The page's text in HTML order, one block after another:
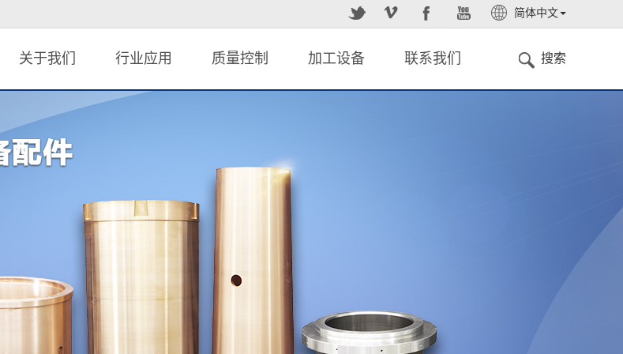
简体中文
关于我们 行业应用 质量控制 加工设备 联系我们 搜索